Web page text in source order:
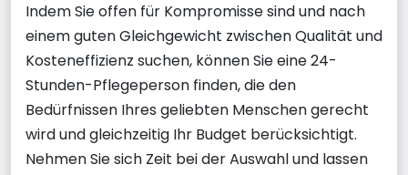
Indem Sie offen für Kompromisse sind und nach
einem guten Gleichgewicht zwischen Qualität und
Kosteneffizienz suchen, können Sie eine 24-
Stunden-Pflegeperson finden, die den
Bedürfnissen Ihres geliebten Menschen gerecht
wird und gleichzeitig Ihr Budget berücksichtigt.
Nehmen Sie sich Zeit bei der Auswahl und lassen